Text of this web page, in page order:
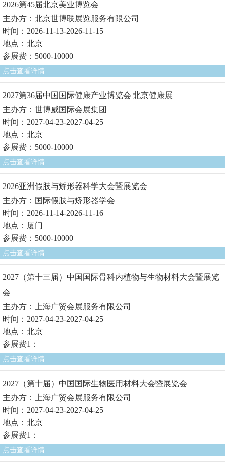
2026第45届北京美业博览会
主办方：北京世博联展览服务有限公司
时间：2026-11-13-2026-11-15
地点：北京
参展费：5000-10000
点击查看详情
2027第36届中国国际健康产业博览会|北京健康展
主办方：世博威国际会展集团
时间：2027-04-23-2027-04-25
地点：北京
参展费：5000-10000
点击查看详情
2026亚洲假肢与矫形器科学大会暨展览会
主办方：国际假肢与矫形器学会
时间：2026-11-14-2026-11-16
地点：厦门
参展费：5000-10000
点击查看详情
2027（第十三届）中国国际骨科内植物与生物材料大会暨展览
会
主办方：上海广贸会展服务有限公司
时间：2027-04-23-2027-04-25
地点：北京
参展费1：
点击查看详情
2027（第十届）中国国际生物医用材料大会暨展览会
主办方：上海广贸会展服务有限公司
时间：2027-04-23-2027-04-25
地点：北京
参展费1：
点击查看详情